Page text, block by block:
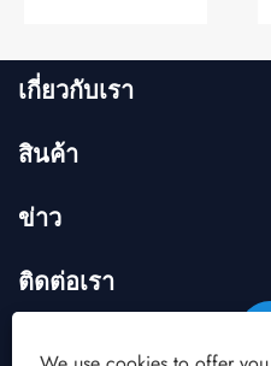
เกี่ยวกับเรา
สินค้า
ข่าว
ติดต่อเรา